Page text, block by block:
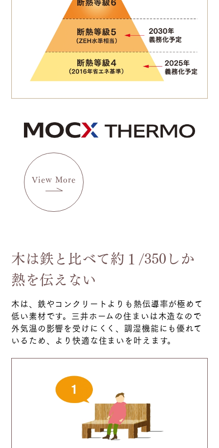
View More
木は鉄と比べて約１/350しか
熱を伝えない
木は、鉄やコンクリートよりも熱伝導率が極めて
低い素材です。三井ホームの住まいは木造なので
外気温の影響を受けにくく、調湿機能にも優れて
いるため、より快適な住まいを叶えます。